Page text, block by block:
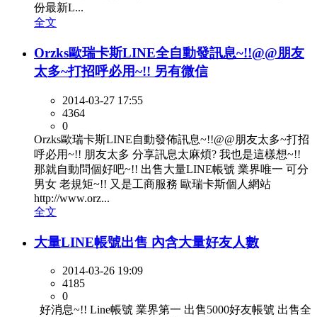
份最新L...
全文
Orzks歐瑞卡斯LINE全自動發訊息~!!@@朋友
太多~打招呼必用~!! 另有微信
2014-03-27 17:55
4364
0
Orzks歐瑞卡斯LINE自動發佈訊息~!!@@朋友太多~打招
呼必用~!! 朋友太多 分享訊息太麻煩? 我也是這樣想~!!
那就自動問個好吧~!! 出售大量LINE帳號 業界唯一 可分
男女 老規矩~!! 又是工商服務 歐瑞卡斯個人網站
http://www.orz...
全文
大量LINE帳號出售 內含大量好友人數
2014-03-26 19:09
4185
0
好消息~!! Line帳號 業界第一 出售5000好友帳號 出售全